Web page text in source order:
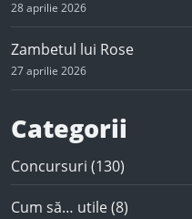
28 aprilie 2026
Zambetul lui Rose
27 aprilie 2026
Categorii
Concursuri (130)
Cum să… utile(8)